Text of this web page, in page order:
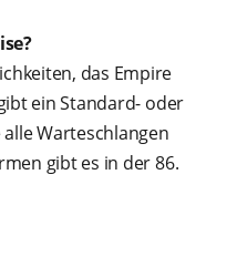
das Empire
ein Standard- oder
Warteschlangen
gibt es in der 86.